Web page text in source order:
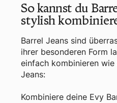
So kannst du
stylish
Barrel Jeans sind
ihrer besonderen Form
einfach kombinieren
Jeans:
Kombiniere deine Evy